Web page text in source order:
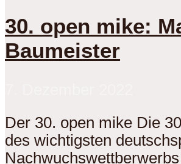
30. open mike:
Baumeister
Der 30. open mike Die
des wichtigsten